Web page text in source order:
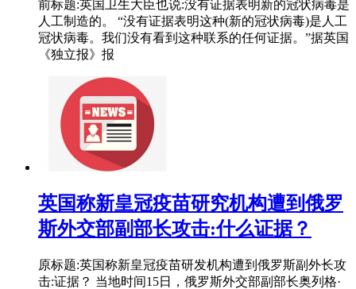
前标题:英国卫生大臣也说:没有证据表明新的冠状病毒是
人工制造的。 “没有证据表明这种(新的冠状病毒)是人工
冠状病毒。我们没有看到这种联系的任何证据。”据英国
《独立报》报
英国称新皇冠疫苗研究机构遭到俄罗
斯外交部副部长攻击:什么证据？
原标题:英国称新皇冠疫苗研发机构遭到俄罗斯副外长攻
击:证据？ 当地时间15日，俄罗斯外交部副部长奥列格·